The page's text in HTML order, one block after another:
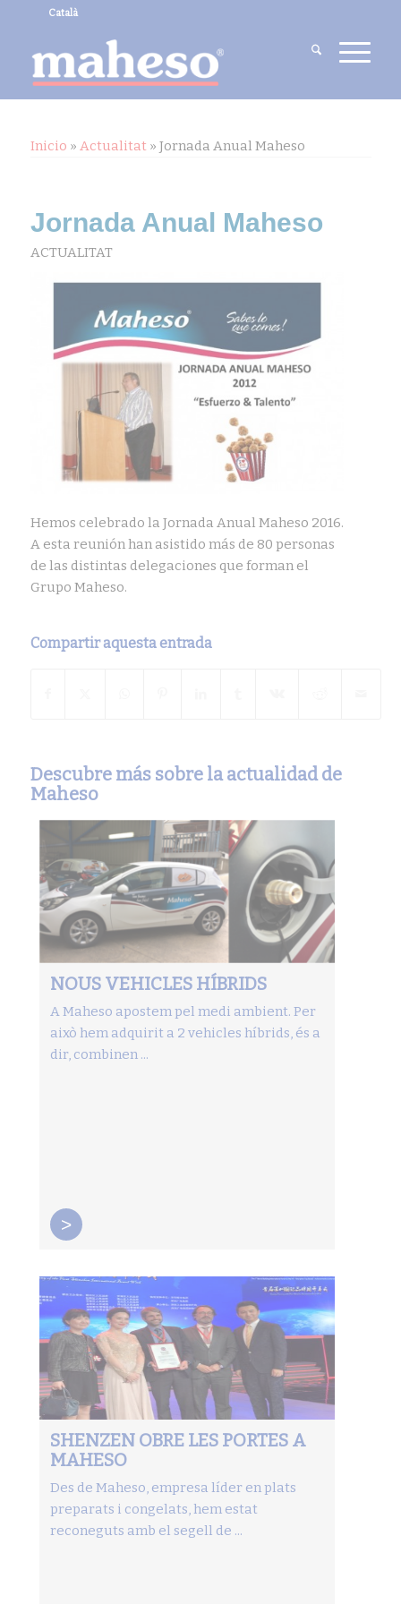
Català
Inicio » Actualitat » Jornada Anual Maheso
Jornada Anual Maheso
ACTUALITAT
Hemos celebrado la Jornada Anual Maheso 2016.
A esta reunión han asistido más de 80 personas
de las distintas delegaciones que forman el
Grupo Maheso.
Compartir aquesta entrada
Descubre más sobre la actualidad de
Maheso
NOUS VEHICLES HÍBRIDS
A Maheso apostem pel medi ambient. Per
això hem adquirit a 2 vehicles híbrids, és a
dir, combinen ...
>
SHENZEN OBRE LES PORTES A
MAHESO
Des de Maheso, empresa líder en plats
preparats i congelats, hem estat
reconeguts amb el segell de ...